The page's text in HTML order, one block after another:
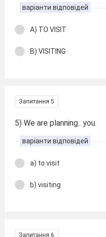
варіанти відповідей
A) TO VISIT
B) VISITING
Запитання 5
5) We are planning.. you.
варіанти відповідей
a) to visit
b) visiting
Запитання 6